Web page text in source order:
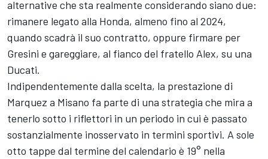
alternative che sta realmente considerando siano due:
rimanere legato alla Honda, almeno fino al 2024,
quando scadrà il suo contratto, oppure firmare per
Gresini e gareggiare, al fianco del fratello Alex, su una
Ducati.
Indipendentemente dalla scelta, la prestazione di
Marquez a Misano fa parte di una strategia che mira a
tenerlo sotto i riflettori in un periodo in cui è passato
sostanzialmente inosservato in termini sportivi. A sole
otto tappe dal termine del calendario è 19° nella